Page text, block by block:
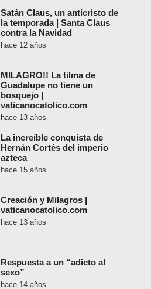
Satán Claus, un anticristo de
la temporada | Santa Claus
contra la Navidad
hace 12 años
MILAGRO!! La tilma de
Guadalupe no tiene un
bosquejo |
vaticanocatolico.com
hace 13 años
La increíble conquista de
Hernán Cortés del imperio
azteca
hace 15 años
Creación y Milagros |
vaticanocatolico.com
hace 13 años
Respuesta a un “adicto al
sexo”
hace 14 años